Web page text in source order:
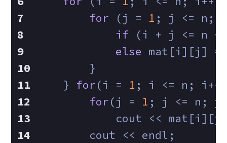
for (j = 1 ; j <= n;
if (i + j <= n
else mat[i][j]
        }
    }
for(i = 1 ; i <= n;
for(j = 1 ; j <= n;
cout <<
        cout << endl;